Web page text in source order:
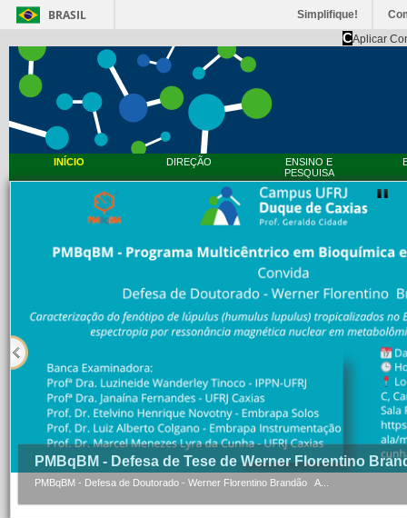
BRASIL Simplifique!
CAplicar
INÍCIO DIREÇÃO
ENSINO E
PESQUISA
PMBqBM - Defesa de Tese de Werner Florentino
PMBqBM - Defesa de Doutorado - Werner Florentino Brandão A...